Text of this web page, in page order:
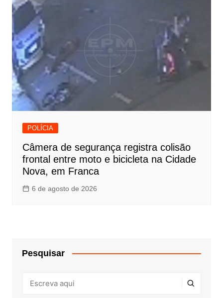
POLÍCIA
Câmera de segurança registra colisão
frontal entre moto e bicicleta na Cidade
Nova, em Franca
6 de agosto de 2026
Pesquisar